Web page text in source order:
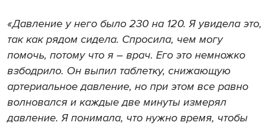
«Давление у него было 230 на 120. Я увидела это,
так как рядом сидела. Спросила, чем могу
помочь, потому что я ― врач. Его это немножко
взбодрило. Он выпил таблетку, снижающую
артериальное давление, но при этом все равно
волновался и каждые две минуты измерял
давление. Я понимала, что нужно время, чтобы